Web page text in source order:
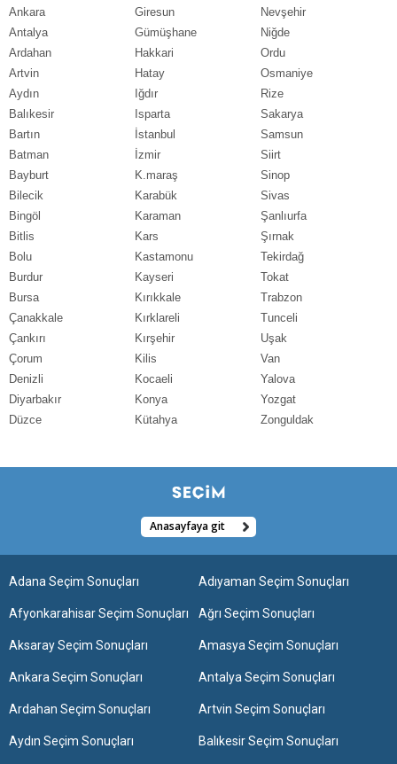
Ankara
Antalya
Ardahan
Artvin
Aydın
Balıkesir
Bartın
Batman
Bayburt
Bilecik
Bingöl
Bitlis
Bolu
Burdur
Bursa
Çanakkale
Çankırı
Çorum
Denizli
Diyarbakır
Düzce
Giresun
Gümüşhane
Hakkari
Hatay
Iğdır
Isparta
İstanbul
İzmir
K.maraş
Karabük
Karaman
Kars
Kastamonu
Kayseri
Kırıkkale
Kırklareli
Kırşehir
Kilis
Kocaeli
Konya
Kütahya
Nevşehir
Niğde
Ordu
Osmaniye
Rize
Sakarya
Samsun
Siirt
Sinop
Sivas
Şanlıurfa
Şırnak
Tekirdağ
Tokat
Trabzon
Tunceli
Uşak
Van
Yalova
Yozgat
Zonguldak
Anasayfaya git
Adana Seçim Sonuçları Adıyaman Seçim Sonuçları
Afyonkarahisar Seçim Sonuçları Ağrı Seçim Sonuçları
Aksaray Seçim Sonuçları Amasya Seçim Sonuçları
Ankara Seçim Sonuçları Antalya Seçim Sonuçları
Ardahan Seçim Sonuçları Artvin Seçim Sonuçları
Aydın Seçim Sonuçları Balıkesir Seçim Sonuçları